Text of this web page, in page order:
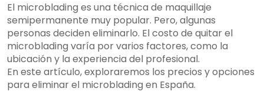
El microblading es una técnica de maquillaje
semipermanente muy popular. Pero, algunas
personas deciden eliminarlo. El costo de quitar el
microblading varía por varios factores, como la
ubicación y la experiencia del profesional.
En este artículo, exploraremos los precios y opciones
para eliminar el microblading en España.